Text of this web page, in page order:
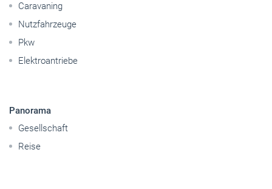
Caravaning
Nutzfahrzeuge
Pkw
Elektroantriebe
Panorama
Gesellschaft
Reise